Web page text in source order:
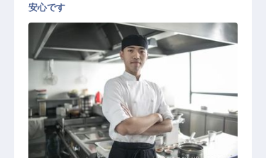
料理スタッフ
安心です